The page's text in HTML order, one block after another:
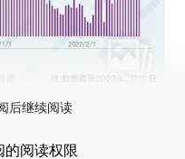
后继续阅读
的阅读权限